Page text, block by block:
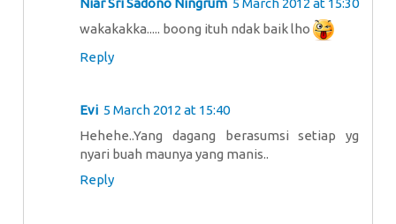
Niar Sri Sadono Ningrum 5 March 2012 at 15:30
wakakakka..... boong ituh ndak baik lho
Reply
Evi 5 March 2012 at 15:40
Hehehe..Yang dagang berasumsi setiap yg
nyari buah maunya yang manis..
Reply